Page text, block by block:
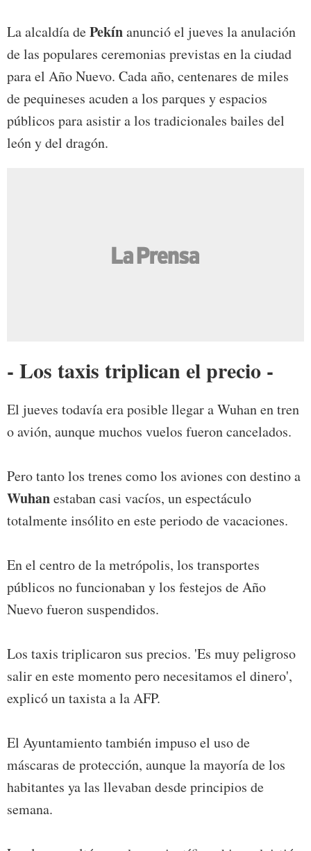
La alcaldía dePekínanunció el jueves la anulación
de las populares ceremonias previstas en la ciudad
para el Año Nuevo. Cada año, centenares de miles
de pequineses acuden a los parques y espacios
públicos para asistir a los tradicionales bailes del
león y del dragón.
- Los taxis triplican el precio -
El jueves todavía era posible llegar a Wuhan en tren
o avión, aunque muchos vuelos fueron cancelados.
Pero tanto los trenes como los aviones con destino a
Wuhanestaban casi vacíos, un espectáculo
totalmente insólito en este periodo de vacaciones.
En el centro de la metrópolis, los transportes
públicos no funcionaban y los festejos de Año
Nuevo fueron suspendidos.
Los taxis triplicaron sus precios. 'Es muy peligroso
salir en este momento pero necesitamos el dinero',
explicó un taxista a la AFP.
El Ayuntamiento también impuso el uso de
máscaras de protección, aunque la mayoría de los
habitantes ya las llevaban desde principios de
semana.